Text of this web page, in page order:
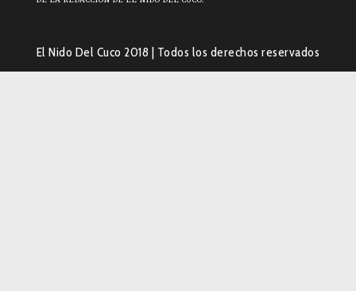
El Nido Del Cuco 2018 | Todos los derechos reservados